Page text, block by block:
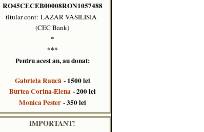
RO45CECEB00008RON1057488
titular cont: LAZAR VASILISIA
(CEC Bank)
*
***
Pentru acest an, au donat:
Gabriela Raucă- 1500 lei
Burtea Corina-Elena- 200 lei
Monica Pester- 350 lei
IMPORTANT!